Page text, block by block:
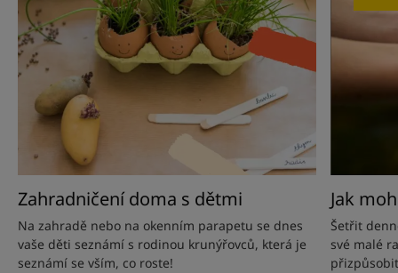
Zahradničení doma s dětmi
Na zahradě nebo na okenním parapetu se dnes
vaše děti seznámí s rodinou krunýřovců, která je
seznámí se vším, co roste!
Jak
Šetřit
své malé